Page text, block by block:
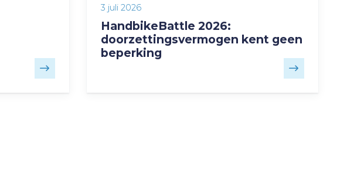
3 juli 2026
HandbikeBattle 2026:
doorzettingsvermogen kent geen
beperking